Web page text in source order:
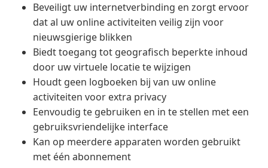
Beveiligt uw internetverbinding en zorgt ervoor
dat al uw online activiteiten veilig zijn voor
nieuwsgierige blikken
Biedt toegang tot geografisch beperkte inhoud
door uw virtuele locatie te wijzigen
Houdt geen logboeken bij van uw online
activiteiten voor extra privacy
Eenvoudig te gebruiken en in te stellen met een
gebruiksvriendelijke interface
Kan op meerdere apparaten worden gebruikt
met één abonnement